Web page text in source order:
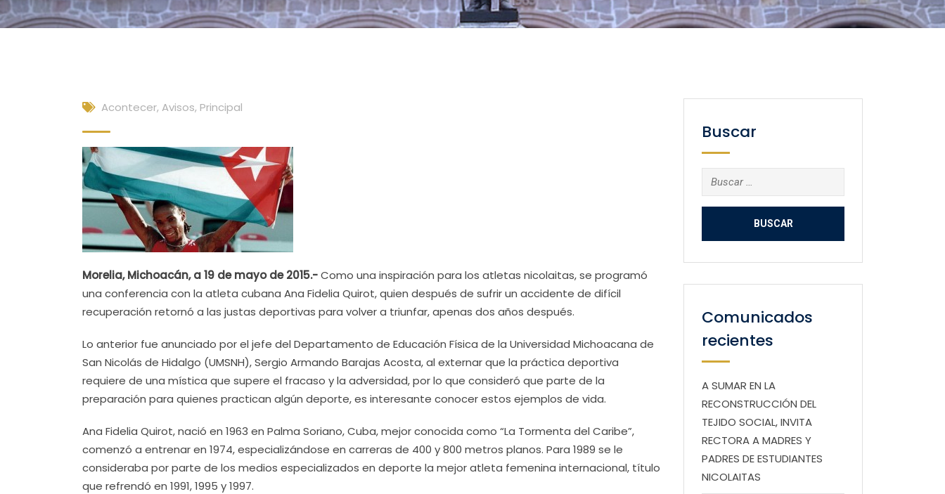
Acontecer,Avisos, Principal
Morelia, Michoacán, a 19 de mayo de 2015.-Como una inspiración para los atletas nicolaitas, se programó
una conferencia con la atleta cubana Ana Fidelia Quirot, quien después de sufrir un accidente de difícil
recuperación retornó a las justas deportivas para volver a triunfar, apenas dos años después.
Lo anterior fue anunciado por el jefe del Departamento de Educación Física de la Universidad Michoacana de
San Nicolás de Hidalgo (UMSNH), Sergio Armando Barajas Acosta, al externar que la práctica deportiva
requiere de una mística que supere el fracaso y la adversidad, por lo que consideró que parte de la
preparación para quienes practican algún deporte, es interesante conocer estos ejemplos de vida.
Ana Fidelia Quirot, nació en 1963 en Palma Soriano, Cuba, mejor conocida como “La Tormenta del Caribe”,
comenzó a entrenar en 1974, especializándose en carreras de 400 y 800 metros planos. Para 1989 se le
consideraba por parte de los medios especializados en deporte la mejor atleta femenina internacional, título
que refrendó en 1991, 1995 y 1997.
Buscar
Buscar:
Comunicados
recientes
A SUMAR EN LA
RECONSTRUCCIÓN DEL
TEJIDO SOCIAL, INVITA
RECTORA A MADRES Y
PADRES DE ESTUDIANTES
NICOLAITAS